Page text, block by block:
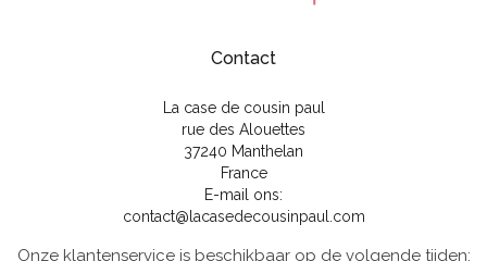
Contact
La case de cousin paul
rue des Alouettes
37240 Manthelan
France
E-mail ons:
contact@lacasedecousinpaul.com
Onze klantenservice is beschikbaar op de volgende tijden: